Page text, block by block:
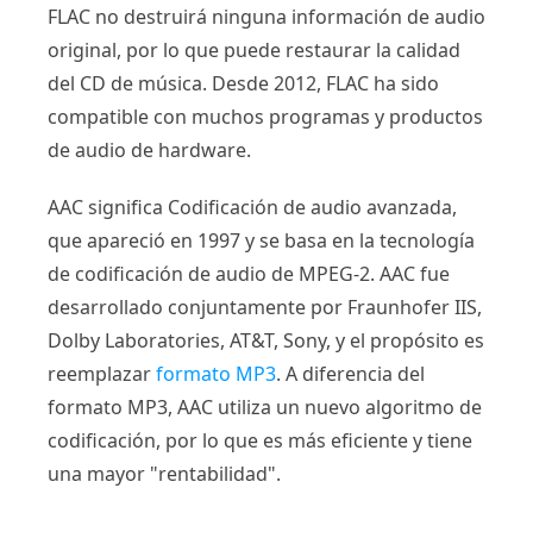
FLAC no destruirá ninguna información de audio
original, por lo que puede restaurar la calidad
del CD de música. Desde 2012, FLAC ha sido
compatible con muchos programas y productos
de audio de hardware.
AAC significa Codificación de audio avanzada,
que apareció en 1997 y se basa en la tecnología
de codificación de audio de MPEG-2. AAC fue
desarrollado conjuntamente por Fraunhofer IIS,
Dolby Laboratories, AT&T, Sony, y el propósito es
reemplazarformato MP3. A diferencia del
formato MP3, AAC utiliza un nuevo algoritmo de
codificación, por lo que es más eficiente y tiene
una mayor "rentabilidad".